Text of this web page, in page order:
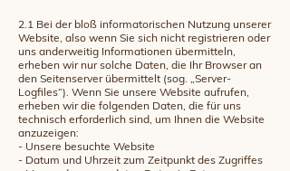
2.1 Bei der bloß informatorischen Nutzung unserer
Website, also wenn Sie sich nicht registrieren oder
uns anderweitig Informationen übermitteln,
erheben wir nur solche Daten, die Ihr Browser an
den Seitenserver übermittelt (sog. „Server-
Logfiles“). Wenn Sie unsere Website aufrufen,
erheben wir die folgenden Daten, die für uns
technisch erforderlich sind, um Ihnen die Website
anzuzeigen:
- Unsere besuchte Website
- Datum und Uhrzeit zum Zeitpunkt des Zugriffes